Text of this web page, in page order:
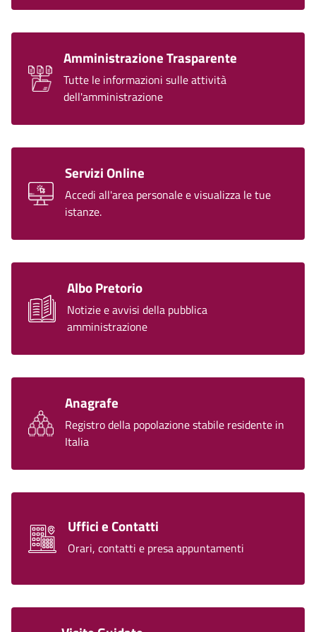
l’equilibrio finanziario dell’ente. Il suo mandato può
amministrative che possono portare alla sua
rimozione da parte del Governo.
Amministrazione Trasparente
Tutte le informazioni sulle attività
dell'amministrazione
Servizi Online
Accedi all'area personale e visualizza le tue
istanze.
Albo Pretorio
Notizie e avvisi della pubblica
amministrazione
Anagrafe
Registro della popolazione stabile residente in
Italia
Uffici e Contatti
Orari, contatti e presa appuntamenti